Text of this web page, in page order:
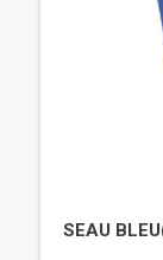
SEAU